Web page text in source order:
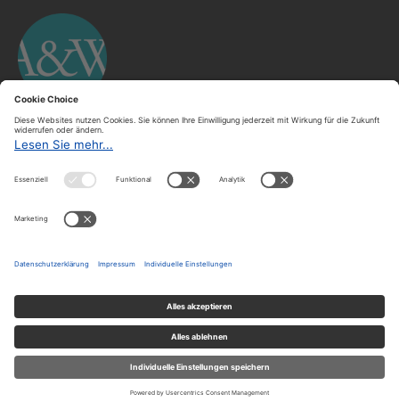
Über uns
Über A&W
Redaktion
Abonnieren
Archiv